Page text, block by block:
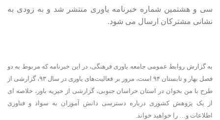
سی و هشتمین شماره خبرنامه یاوری منتشر شد و به زودی به
نشانی مشترکان ارسال می شود.
به گزارش روابط عمومی جامعه یاوری فرهنگی، در این خبرنامه که مربوط به دو
فصل بهار و تابستان ۹۴ است، مرور بر فعالیت‌های یاوری در سال ۹۳، گزارشی از
طرح با من بخوان در استان خراسان جنوبی، گزارشی از خیریه باور، خلاصه ای
از یک پژوهش کشوری درباره دسترسی دانش آموزان به سواد و فناوری
اطلاعات و… را خواهید خواند.